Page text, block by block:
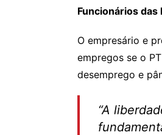
Funcionários
O empresário e
empregos se o
desemprego e
“A